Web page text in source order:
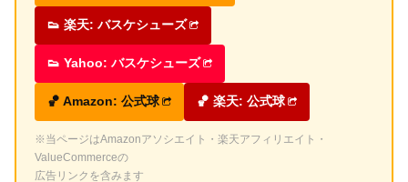
👟 楽天: バスケシューズ
👟 Yahoo: バスケシューズ
🏀 Amazon: 公式球 🏀 楽天: 公式球
※当ページはAmazonアソシエイト・楽天アフィリエイト・
ValueCommerceの
広告リンクを含みます